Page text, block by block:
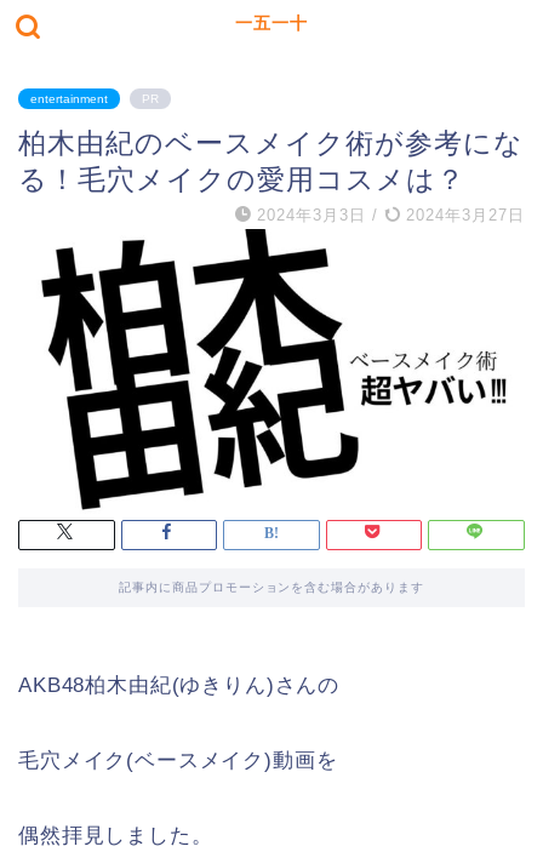
一五一十
entertainment PR
柏木由紀のベースメイク術が参考にな
る！毛穴メイクの愛用コスメは？
2024年3月3日 / 2024年3月27日
記事内に商品プロモーションを含む場合があります
AKB48柏木由紀(ゆきりん)さんの
毛穴メイク(ベースメイク)動画を
偶然拝見しました。